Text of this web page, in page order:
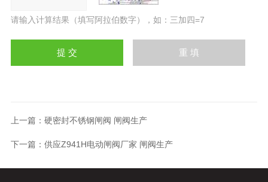
请输入计算结果（填写阿拉伯数字），如：三加四=7
上一篇： 硬密封不锈钢闸阀 闸阀生产
下一篇： 供应Z941H电动闸阀厂家 闸阀生产